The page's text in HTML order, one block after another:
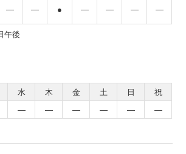
― ― ● ― ― ― ―
午後
水 木 金 土 日
祝
― ― ― ― ― ―